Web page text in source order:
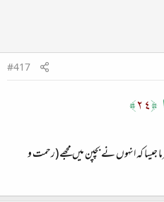
#417
﴿٢٤﴾
کہ انہوں نے بچپن میں مجھے (رحمت و